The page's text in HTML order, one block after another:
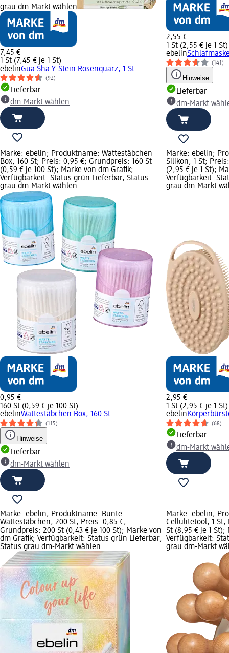
grau dm-Markt wählen
7,45 €
1 St (7,45 € je 1 St)
ebelinGua Sha Y-Stein Rosenquarz, 1 St
(92)
Lieferbar
dm-Markt wählen
2,55 €
1 St (2,55 € je 1 St)
ebelin
(141)
Hinweise
Lieferbar
dm-Markt
Marke: ebelin; Produktname: Wattestäbchen
Box, 160 St; Preis: 0,95 €; Grundpreis: 160 St
(0,59 € je 100 St); Marke von dm Grafik;
Verfügbarkeit: Status grün Lieferbar, Status
grau dm-Markt wählen
0,95 €
160 St (0,59 € je 100 St)
ebelinWattestäbchen Box, 160 St
(115)
Hinweise
Lieferbar
dm-Markt wählen
Marke: ebelin;
Silikon, 1 St;
(2,95 € je 1 St);
Verfügbarkeit:
grau dm-Markt
2,95 €
1 St (2,95 € je 1 St)
ebelin
(68)
Lieferbar
dm-Markt
Marke: ebelin; Produktname: Bunte
Wattestäbchen, 200 St; Preis: 0,85 €;
Grundpreis: 200 St (0,43 € je 100 St); Marke von
dm Grafik; Verfügbarkeit: Status grün Lieferbar,
Status grau dm-Markt wählen
Marke: ebelin;
Cellulitetool, 1 St;
St (8,95 € je 1
Verfügbarkeit:
grau dm-Markt